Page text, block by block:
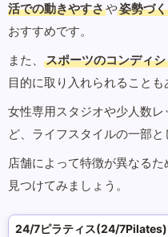
活での動きやすさや姿勢づ
おすすめです。
また、
スポーツのコンディ
目的に取り入れられることも
女性専用スタジオや少人数
ど、ライフスタイルの一部と
店舗によって特徴が異なる
見つけてみましょう。
24/7ピラティス(24/7Pilates)